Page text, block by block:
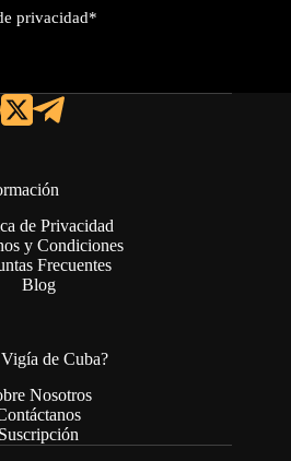
privacidad*
de Privacidad
y Condiciones
Frecuentes
Blog
de Cuba?
Nosotros
Suscripción